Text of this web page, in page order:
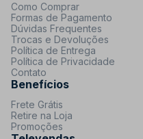
Como Comprar
Formas de Pagamento
Dúvidas Frequentes
Trocas e Devoluções
Política de Entrega
Política de Privacidade
Contato
Benefícios
Frete Grátis
Retire na Loja
Promoções